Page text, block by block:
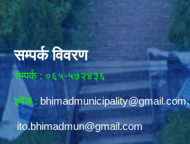
सम्पर्क विवरण
सम्पर्क : ०६५-५७२४३६
इमेल : bhimadmunicipality@gmail.com,
ito.bhimadmun@gmail.com